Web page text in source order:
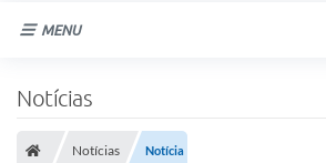
MENU
Notícias
Notícias Notícia